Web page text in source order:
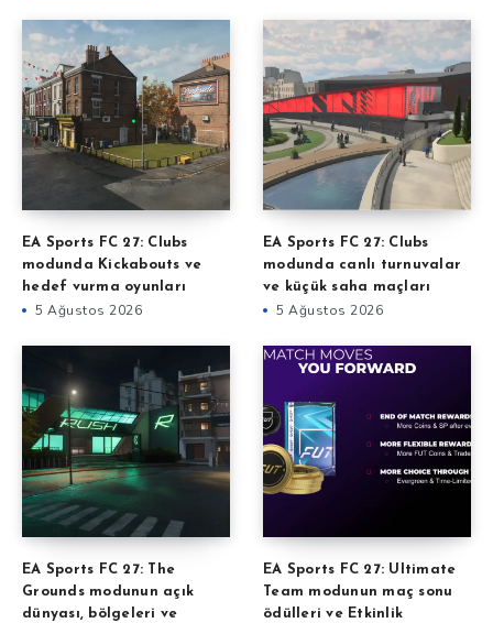
EA Sports FC 27: Clubs
modunda Kickabouts ve
hedef vurma oyunları
5 Ağustos 2026
EA Sports FC 27: Clubs
modunda canlı turnuvalar
ve küçük saha maçları
5 Ağustos 2026
EA Sports FC 27: The
Grounds modunun açık
dünyası, bölgeleri ve
EA Sports FC 27: Ultimate
Team modunun maç sonu
ödülleri ve Etkinlik